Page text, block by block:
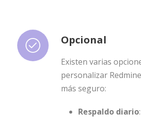
Opcional
Existen varias
personalizar
más seguro:
Respaldo diario